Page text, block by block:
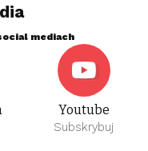
mediach
Youtube
Subskrybuj